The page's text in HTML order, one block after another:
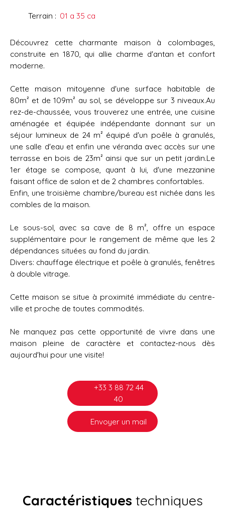
Terrain : 01 a 35 ca
Découvrez cette charmante maison à colombages,
construite en 1870, qui allie charme d'antan et confort
moderne.
Cette maison mitoyenne d'une surface habitable de
80m² et de 109m² au sol, se développe sur 3 niveaux.Au
rez-de-chaussée, vous trouverez une entrée, une cuisine
aménagée et équipée indépendante donnant sur un
séjour lumineux de 24 m² équipé d'un poêle à granulés,
une salle d'eau et enfin une véranda avec accès sur une
terrasse en bois de 23m² ainsi que sur un petit jardin.Le
1er étage se compose, quant à lui, d'une mezzanine
faisant office de salon et de 2 chambres confortables.
Enfin, une troisième chambre/bureau est nichée dans les
combles de la maison.
Le sous-sol, avec sa cave de 8 m², offre un espace
supplémentaire pour le rangement de même que les 2
dépendances situées au fond du jardin.
Divers: chauffage électrique et poêle à granulés, fenêtres
à double vitrage.
Cette maison se situe à proximité immédiate du centre-
ville et proche de toutes commodités.
Ne manquez pas cette opportunité de vivre dans une
maison pleine de caractère et contactez-nous dès
aujourd'hui pour une visite!
+33 3 88 72 44
40
Envoyer un mail
Caractéristiques techniques